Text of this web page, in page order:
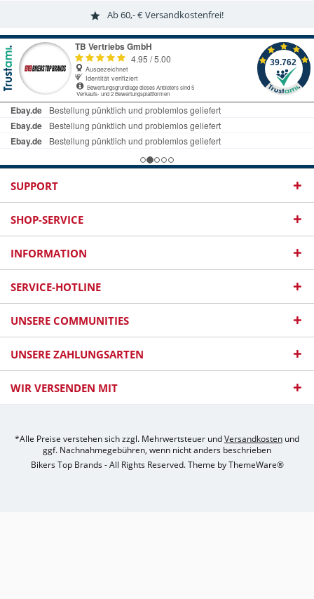
Ab 60,- € Versandkostenfrei!
SUPPORT
SHOP-SERVICE
INFORMATION
SERVICE-HOTLINE
UNSERE COMMUNITIES
UNSERE ZAHLUNGSARTEN
WIR VERSENDEN MIT
*Alle Preise verstehen sich zzgl. Mehrwertsteuer undVersandkosten und
ggf. Nachnahmegebühren, wenn nicht anders beschrieben
Bikers Top Brands - All Rights Reserved. Theme byThemeWare®